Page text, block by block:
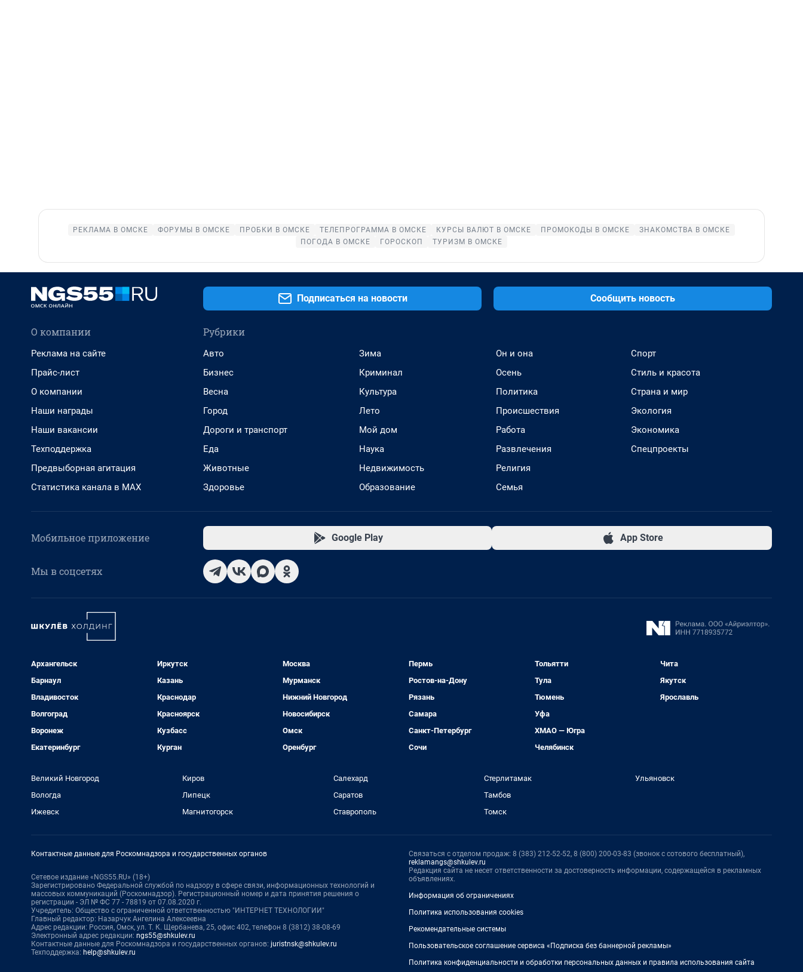
РЕКЛАМА В ОМСКЕ ФОРУМЫ В ОМСКЕ ПРОБКИ В ОМСКЕ ТЕЛЕПРОГРАММА В ОМСКЕ КУРСЫ ВАЛЮТ В ОМСКЕ ПРОМОКОДЫ В ОМСКЕ
ЗНАКОМСТВА В ОМСКЕ
ПОГОДА В ОМСКЕ
ГОРОСКОП ТУРИЗМ В ОМСКЕ
Подписаться на новости Сообщить новость
О компании
Реклама на сайте
Прайс-лист
О компании
Наши награды
Наши вакансии
Техподдержка
Предвыборная агитация
Статистика канала в MAX
Рубрики
Авто
Бизнес
Весна
Город
Дороги и транспорт
Еда
Животные
Здоровье
Зима
Криминал
Культура
Лето
Мой дом
Наука
Недвижимость
Образование
Он и она
Осень
Политика
Происшествия
Работа
Развлечения
Религия
Семья
Спорт
Стиль и красота
Страна и мир
Экология
Экономика
Спецпроекты
Мобильное приложение Google Play App Store
Мы в соцсетях
Архангельск
Барнаул
Владивосток
Волгоград
Воронеж
Екатеринбург
Иркутск
Казань
Краснодар
Красноярск
Кузбасс
Курган
Москва
Мурманск
Нижний Новгород
Новосибирск
Омск
Оренбург
Пермь
Ростов-на-Дону
Рязань
Самара
Санкт-Петербург
Сочи
Тольятти
Тула
Тюмень
Уфа
ХМАО — Югра
Челябинск
Чита
Якутск
Ярославль
Великий Новгород
Вологда
Ижевск
Киров
Липецк
Магнитогорск
Салехард
Саратов
Ставрополь
Стерлитамак
Тамбов
Томск
Ульяновск
Контактные данные для Роскомнадзора и государственных органов
Сетевое издание «NGS55.RU» (18+)
Зарегистрировано Федеральной службой по надзору в сфере связи, информационных технологий и
массовых коммуникаций (Роскомнадзор). Регистрационный номер и дата принятия решения о
регистрации - ЭЛ № ФС 77 - 78819 от 07.08.2020 г.
Учредитель: Общество с ограниченной ответственностью "ИНТЕРНЕТ ТЕХНОЛОГИИ"
Главный редактор: Назарчук Ангелина Алексеевна
Адрес редакции: Россия, Омск, ул. Т. К. Щербанева, 25, офис 402, телефон 8 (3812) 38-08-69
Электронный адрес редакции: ngs55@shkulev.ru
Контактные данные для Роскомнадзора и государственных органов: juristnsk@shkulev.ru
Техподдержка: help@shkulev.ru
Связаться с отделом продаж: 8 (383) 212-52-52, 8 (800) 200-03-83 (звонок с сотового бесплатный),
reklamangs@shkulev.ru
Редакция сайта не несет ответственности за достоверность информации, содержащейся в рекламных
объявлениях.
Информация об ограничениях
Политика использования cookies
Рекомендательные системы
Пользовательское соглашение сервиса «Подписка без баннерной рекламы»
Политика конфиденциальности и обработки персональных данных и правила использования сайта